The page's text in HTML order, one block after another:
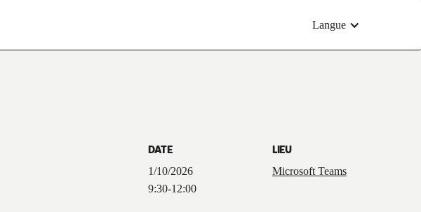
Langue
DATE
1/10/2026
9:30-12:00
LIEU
Microsoft Teams